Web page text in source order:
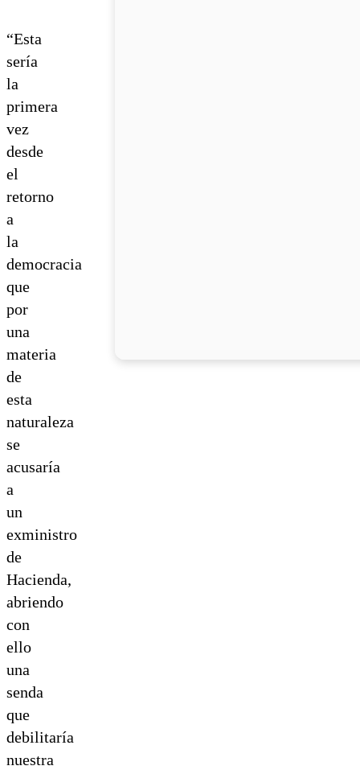
“Esta
sería
la
primera
vez
desde
el
retorno
a
la
democracia
que
por
una
materia
de
esta
naturaleza
se
acusaría
a
un
exministro
de
Hacienda,
abriendo
con
ello
una
senda
que
debilitaría
nuestra